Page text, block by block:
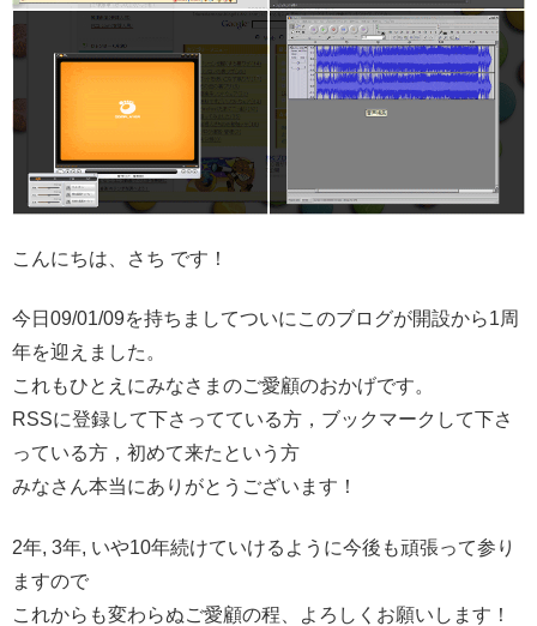
こんにちは、さち です！
今日09/01/09を持ちましてついにこのブログが開設から1周
年を迎えました。
これもひとえにみなさまのご愛顧のおかげです。
RSSに登録して下さってている方，ブックマークして下さ
っている方，初めて来たという方
みなさん本当にありがとうございます！
2年, 3年, いや10年続けていけるように今後も頑張って参り
ますので
これからも変わらぬご愛顧の程、よろしくお願いします！